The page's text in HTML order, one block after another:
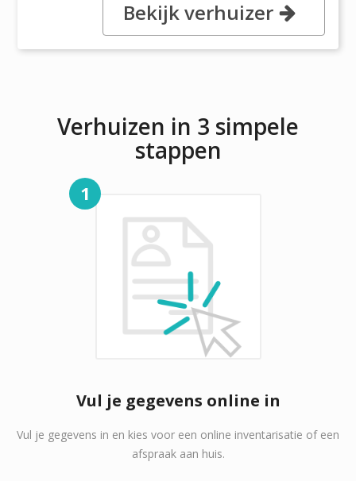
, 40 Richards Avenue, CT 06854
Norwalk, Connecticut
Bekijk verhuizer
Verhuizen in 3 simpele
stappen
1
Vul je gegevens online in
Vul je gegevens in en kies voor een online inventarisatie of een
afspraak aan huis.